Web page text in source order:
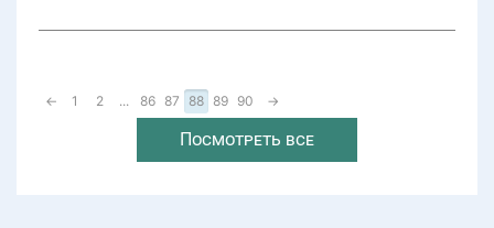
← 1 2 ... 86 87 88 89 90 →
Посмотреть все